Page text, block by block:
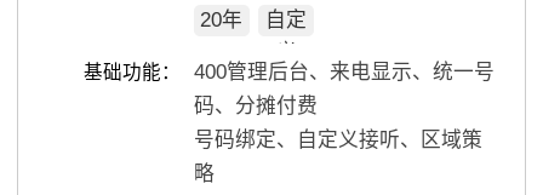
20年
自定
义
基础功能：
400管理后台、来电显示、统一号
码、分摊付费
号码绑定、自定义接听、区域策
略